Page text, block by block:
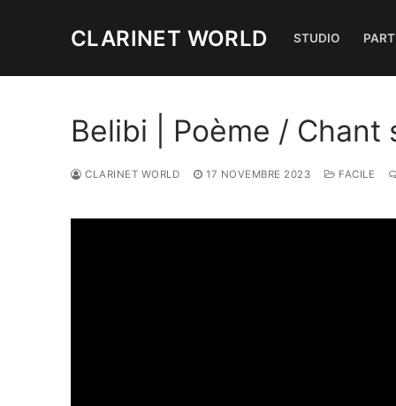
CLARINET WORLD STUDIO
Belibi | Poème /
CLARINET WORLD 17 NOVEMBRE 2023 FACILE